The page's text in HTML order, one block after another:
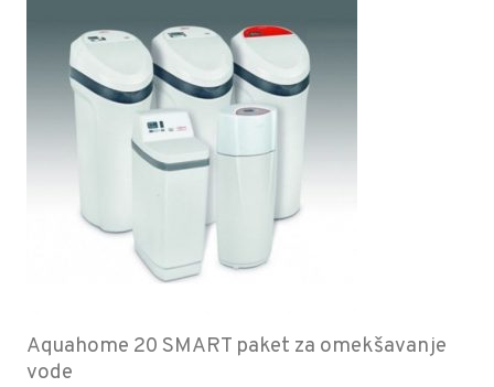
Aquahome 20 SMART paket za omekšavanje
vode